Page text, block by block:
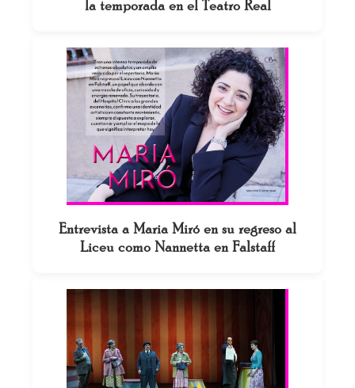
la temporada en el Teatro Real
Entrevista a Maria Miró en su regreso al
Liceu como Nannetta en Falstaff